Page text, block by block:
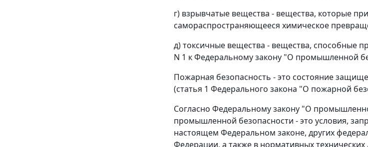
г) взрывчатые вещества - вещества, которые
самораспространяющееся химическое
д) токсичные вещества - вещества, способные
N 1 к Федеральному закону "О промышленной
Пожарная безопасность - это состояние
(статья 1 Федерального закона "О пожарной
Согласно Федеральному закону "О
промышленной безопасности - это условия,
настоящем Федеральном законе, других
Федерации, а также в нормативных